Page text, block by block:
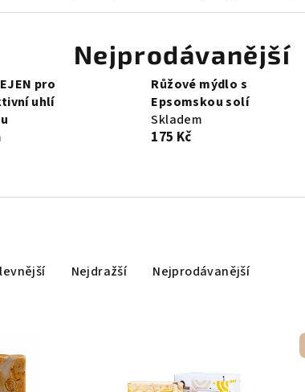
Nejprodávanější
pro
uhlí
Růžové mýdlo s
Epsomskou solí
Skladem
175 Kč
Nejdražší Nejprodávanější